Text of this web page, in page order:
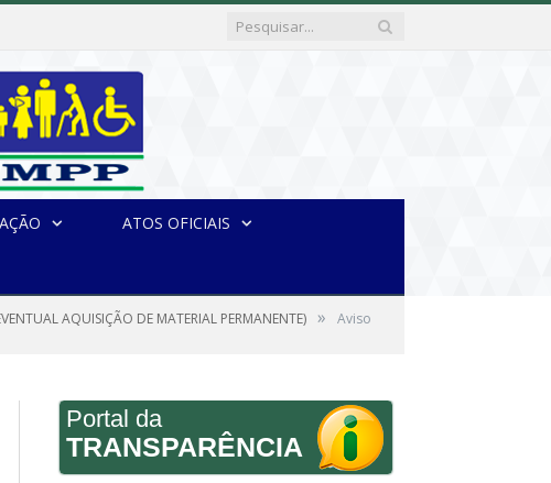
ATOS OFICIAIS
AQUISIÇÃO DE MATERIAL PERMANENTE) » Aviso
Portal da
TRANSPARÊNCIA